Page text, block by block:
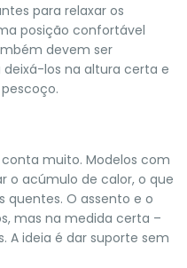
para relaxar os
posição confortável
devem ser
deixá-los na altura certa e
muito. Modelos com
o acúmulo de calor, o que
O assento e o
mas na medida certa –
A ideia é dar suporte sem